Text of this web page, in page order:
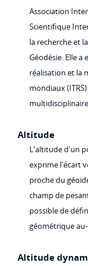
Association
Scientifique
la recherche et
Géodésie. Elle
réalisation et la
mondiaux
Altitude
L'altitude d'un
exprime l'écart
proche du
champ de
possible de
géométrique
Altitude